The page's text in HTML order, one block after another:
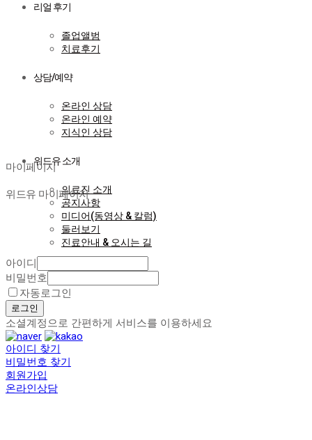
리얼 후기
졸업앨범
치료후기
상담/예약
온라인 상담
온라인 예약
지식인 상담
위드유 소개
의료진 소개
공지사항
미디어(동영상 & 칼럼)
둘러보기
진료안내 & 오시는 길
마이페이지
마이페이지
위드유 마이페이지
아이디
비밀번호
자동로그인
로그인
소셜계정으로 간편하게 서비스를 이용하세요
아이디 찾기
비밀번호 찾기
회원가입
온라인상담